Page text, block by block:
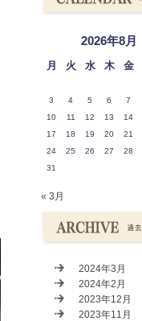
2026年8月
月 火 水 木 金
3
4 5 6 7
10
11 12 13 14
17
18 19 20 21
24
25 26 27 28
31
« 3月
2024年3月
2024年2月
2023年12月
2023年11月